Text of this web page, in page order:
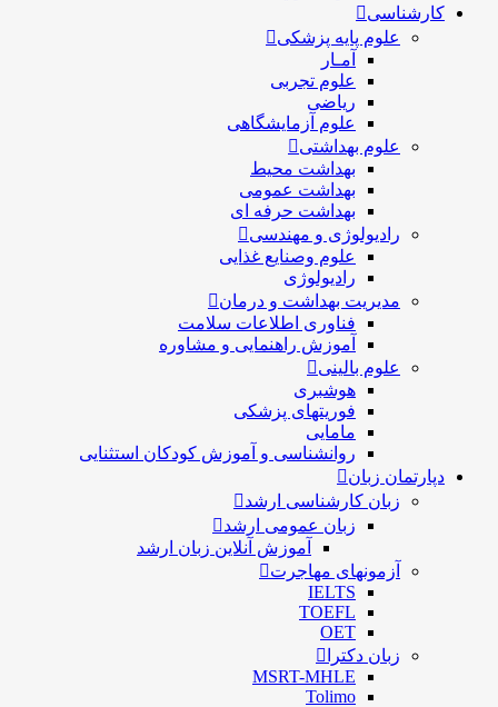
کارشناسی
علوم پایه پزشکی
آمـار
علوم تجربی
ریاضی
علوم آزمایشگاهی
علوم بهداشتی
بهداشت محیط
بهداشت عمومی
بهداشت حرفه ای
رادیولوژی و مهندسی
علوم وصنایع غذایی
رادیولوژی
مدیریت بهداشت و درمان
فناوری اطلاعات سلامت
آموزش راهنمایی و مشاوره
علوم بالینی
هوشبری
فوریتهای پزشکی
مامایی
روانشناسی و آموزش کودکان استثنایی
دپارتمان زبان
زبان کارشناسی ارشد
زبان عمومی ارشد
آموزش آنلاین زبان ارشد
آزمونهای مهاجرت
IELTS
TOEFL
OET
زبان دکترا
MSRT-MHLE
Tolimo